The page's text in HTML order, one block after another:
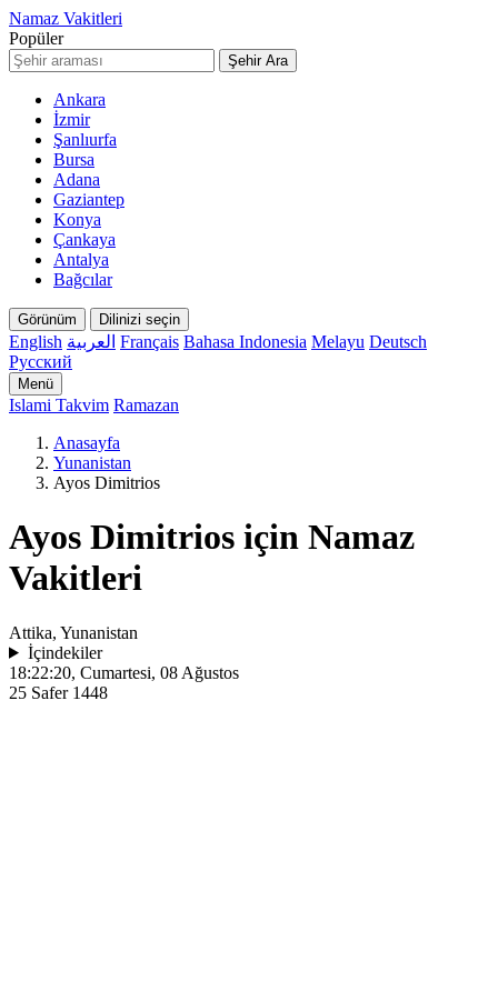
Namaz Vakitleri
Popüler
Şehir Ara
Ankara
İzmir
Şanlıurfa
Bursa
Adana
Gaziantep
Konya
Çankaya
Antalya
Bağcılar
Görünüm Dilinizi seçin
English العربية Français Bahasa Indonesia Melayu Deutsch
Русский
Menü
Islami Takvim Ramazan
Anasayfa
Yunanistan
Ayos Dimitrios
Ayos Dimitrios için Namaz
Vakitleri
Attika, Yunanistan
İçindekiler
18:22:20, Cumartesi, 08 Ağustos
25 Safer 1448